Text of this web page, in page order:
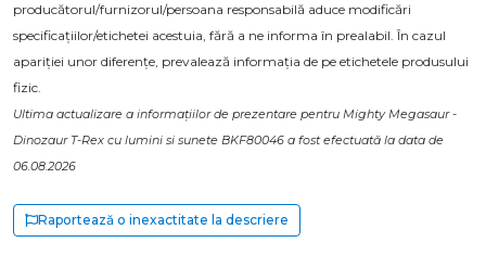
producătorul/furnizorul/persoana responsabilă aduce modificări
specificațiilor/etichetei acestuia, fără a ne informa în prealabil. În cazul
apariției unor diferențe, prevalează informația de pe etichetele produsului
fizic.
Ultima actualizare a informațiilor de prezentare pentru Mighty Megasaur -
Dinozaur T-Rex cu lumini si sunete BKF80046 a fost efectuată la data de
06.08.2026
Raportează o inexactitate la descriere